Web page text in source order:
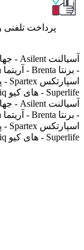
پرداخت تلفنی و
Superlife - های کیو Hiq - اینتیما - های تک Hitec -
Superlife - های کیو Hiq - اینتیما - های تک Hitec -